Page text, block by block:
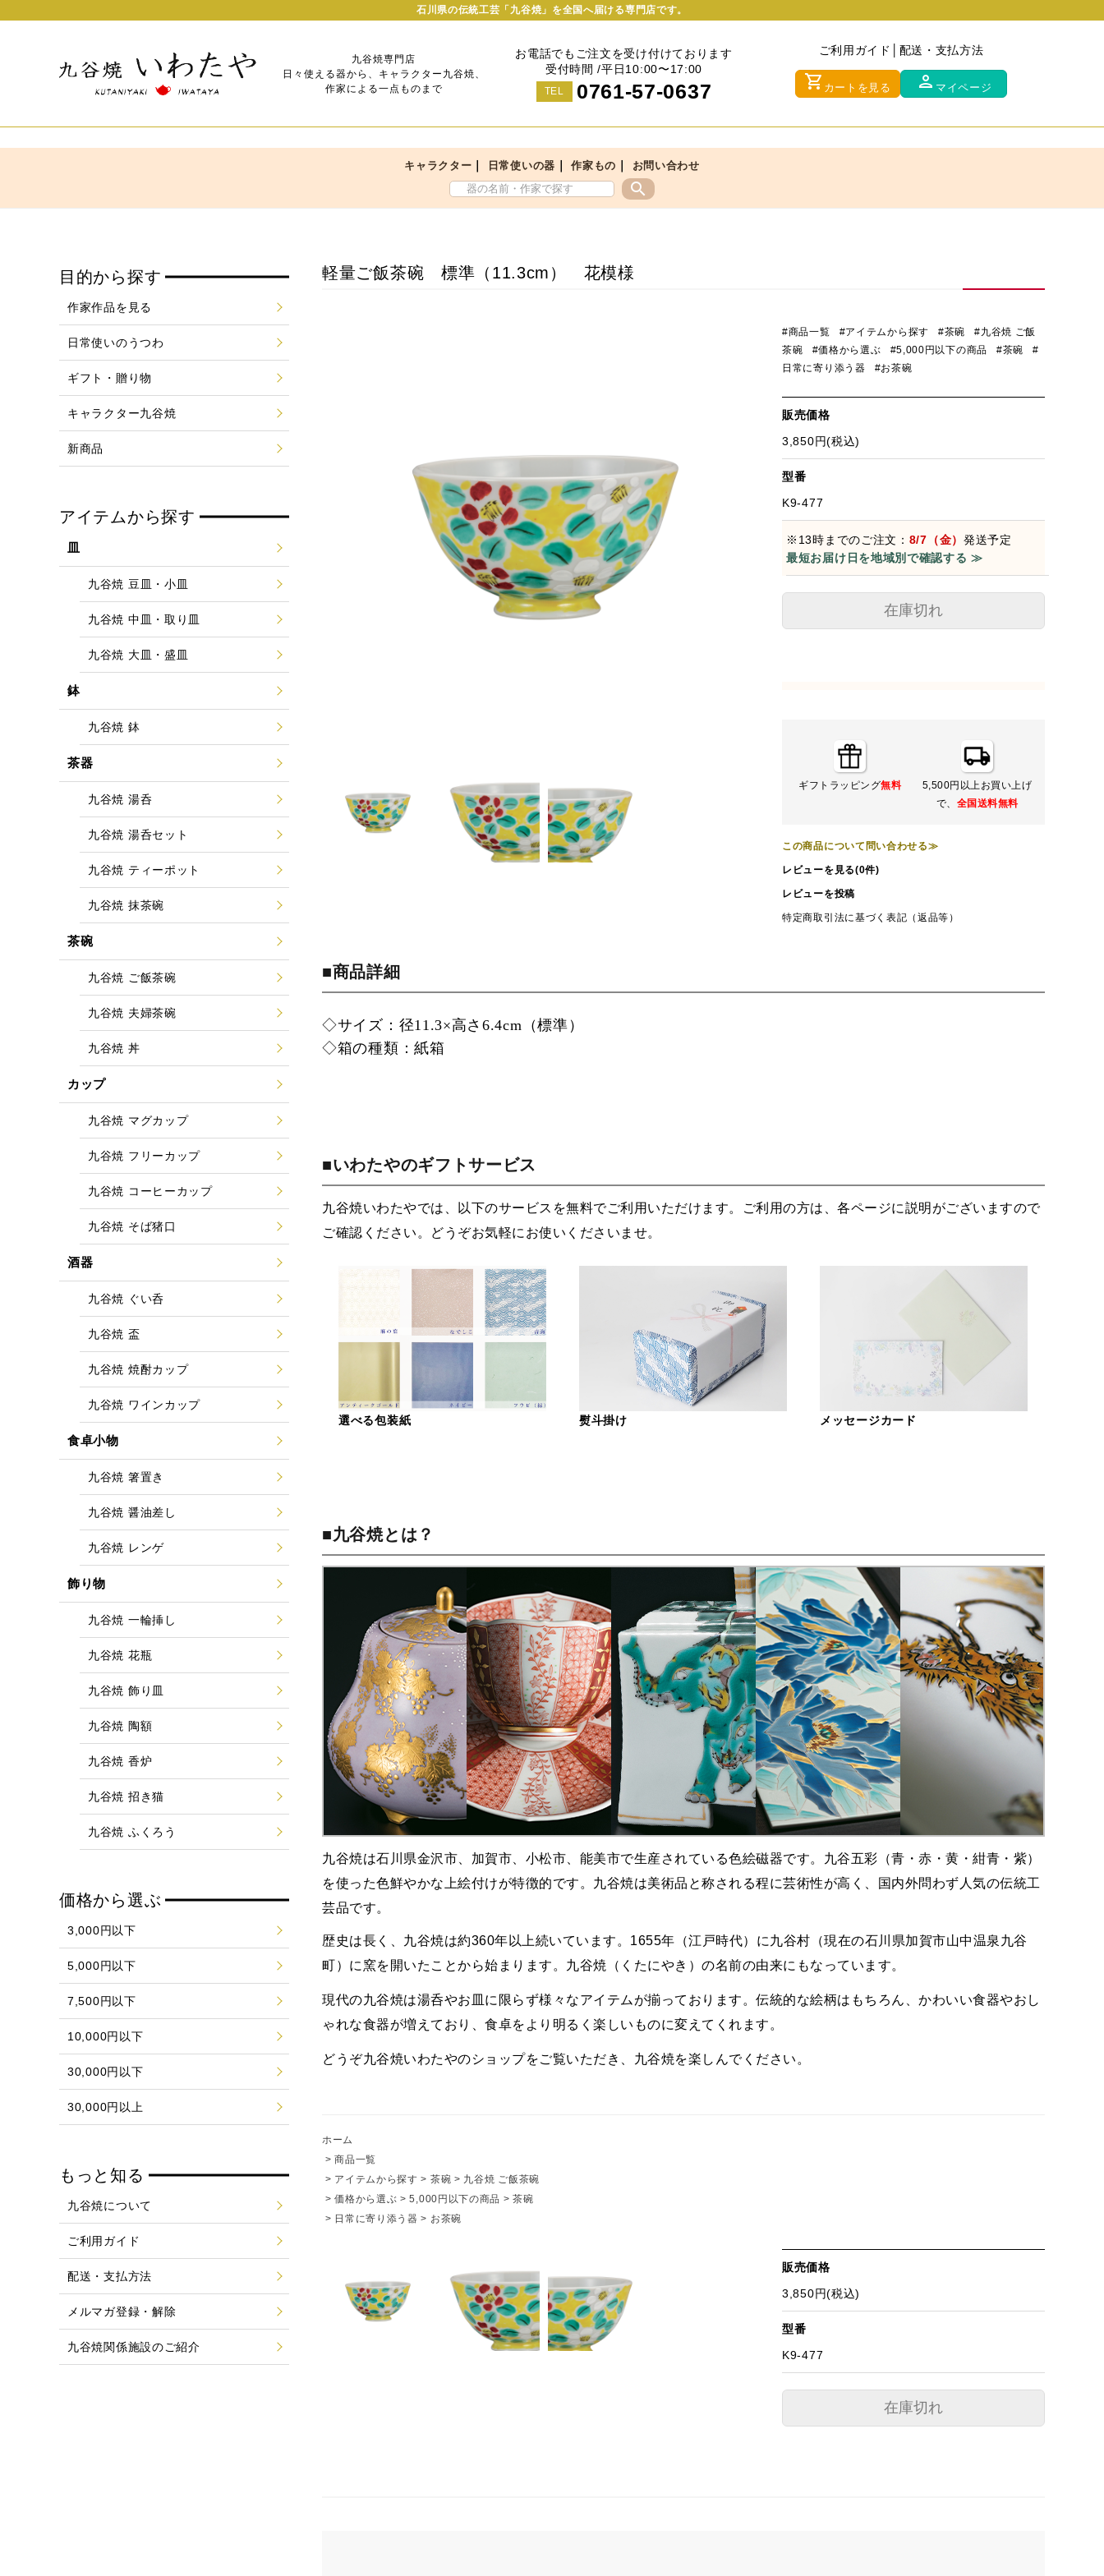
石川県の伝統工芸「九谷焼」を全国へ届ける専門店です。
九谷焼専門店
日々使える器から、キャラクター九谷焼、
作家による一点ものまで
お電話でもご注文を受け付けております
受付時間 /平日10:00〜17:00
TEL 0761-57-0637
ご利用ガイド 配送・支払方法
shopping_cart カートを見る person マイページ
キャラクター 日常使いの器 ｜作家もの お問い合わせ
search
軽量ご飯茶碗 標準（11.3cm） 花模様
#商品一覧 #アイテムから探す #茶碗
#九谷焼 ご飯
茶碗
#価格から選ぶ #5,000円以下の商品 #茶碗
#
日常に寄り添う器
#お茶碗
販売価格
3,850円(税込)
型番
K9-477
※13時までのご注文： 8/7（金） 発送予定
最短お届け日を地域別で確認する ≫
在庫切れ
ギフトラッピング無料
5,500円以上お買い上げ
で、 全国送料無料
この商品について問い合わせる≫
レビューを見る(0件)
レビューを投稿
特定商取引法に基づく表記（返品等）
■商品詳細
◇サイズ：径11.3×高さ6.4cm（標準）
◇箱の種類：紙箱
■いわたやのギフトサービス
九谷焼いわたやでは、以下のサービスを無料でご利用いただけます。ご利用の方は、各ページに説明がございますので
ご確認ください。どうぞお気軽にお使いくださいませ。
選べる包装紙 熨斗掛け メッセージカード
■九谷焼とは？
九谷焼は石川県金沢市、加賀市、小松市、能美市で生産されている色絵磁器です。九谷五彩（青・赤・黄・紺青・紫）
を使った色鮮やかな上絵付けが特徴的です。九谷焼は美術品と称される程に芸術性が高く、国内外問わず人気の伝統工
芸品です。
歴史は長く、九谷焼は約360年以上続いています。1655年（江戸時代）に九谷村（現在の石川県加賀市山中温泉九谷
町）に窯を開いたことから始まります。九谷焼（くたにやき）の名前の由来にもなっています。
現代の九谷焼は湯呑やお皿に限らず様々なアイテムが揃っております。伝統的な絵柄はもちろん、かわいい食器やおし
ゃれな食器が増えており、食卓をより明るく楽しいものに変えてくれます。
どうぞ九谷焼いわたやのショップをご覧いただき、九谷焼を楽しんでください。
ホーム
>商品一覧
> アイテムから探す > 茶碗 > 九谷焼 ご飯茶碗
>価格から選ぶ >5,000円以下の商品 >茶碗
> 日常に寄り添う器 > お茶碗
販売価格
3,850円(税込)
型番
K9-477
在庫切れ
目的から探す
作家作品を見る
日常使いのうつわ
ギフト・贈り物
キャラクター九谷焼
新商品
アイテムから探す
皿
九谷焼 豆皿・小皿
九谷焼 中皿・取り皿
九谷焼 大皿・盛皿
鉢
九谷焼 鉢
茶器
九谷焼 湯呑
九谷焼 湯呑セット
九谷焼 ティーポット
九谷焼 抹茶碗
茶碗
九谷焼 ご飯茶碗
九谷焼 夫婦茶碗
九谷焼 丼
カップ
九谷焼 マグカップ
九谷焼 フリーカップ
九谷焼 コーヒーカップ
九谷焼 そば猪口
酒器
九谷焼 ぐい呑
九谷焼 盃
九谷焼 焼酎カップ
九谷焼 ワインカップ
食卓小物
九谷焼 箸置き
九谷焼 醤油差し
九谷焼 レンゲ
飾り物
九谷焼 一輪挿し
九谷焼 花瓶
九谷焼 飾り皿
九谷焼 陶額
九谷焼 香炉
九谷焼 招き猫
九谷焼 ふくろう
価格から選ぶ
3,000円以下
5,000円以下
7,500円以下
10,000円以下
30,000円以下
30,000円以上
もっと知る
九谷焼について
ご利用ガイド
配送・支払方法
メルマガ登録・解除
九谷焼関係施設のご紹介